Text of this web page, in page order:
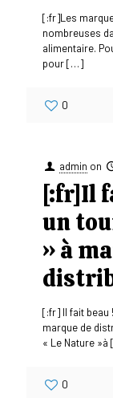
[:fr]Les
nombreuses
alimentaire.
pour[…]
0
admin on
[:fr]Il
un
» à
[:fr] Il fait beau
marque de
« Le Nature »à
0